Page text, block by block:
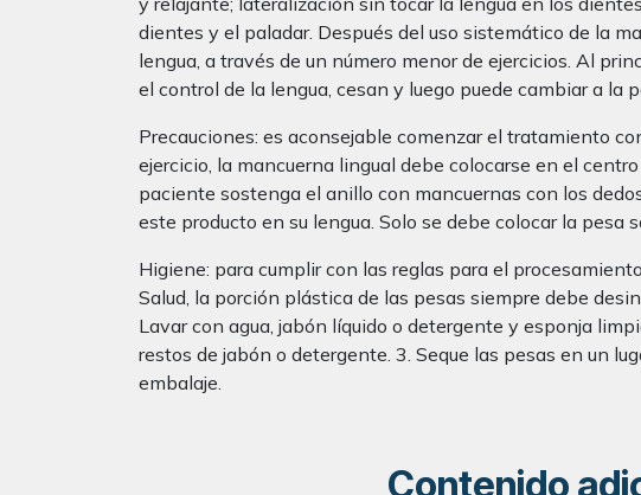
dientes y el paladar. Después del uso sistemático de la
lengua, a través de un número menor de ejercicios. Al
el control de la lengua, cesan y luego puede cambiar a la
Precauciones: es aconsejable comenzar el tratamiento
ejercicio, la mancuerna lingual debe colocarse en el
paciente sostenga el anillo con mancuernas con los
este producto en su lengua. Solo se debe colocar la pesa
Higiene: para cumplir con las reglas para el
Salud, la porción plástica de las pesas siempre debe
Lavar con agua, jabón líquido o detergente y esponja
restos de jabón o detergente. 3. Seque las pesas en un
embalaje.
Contenido